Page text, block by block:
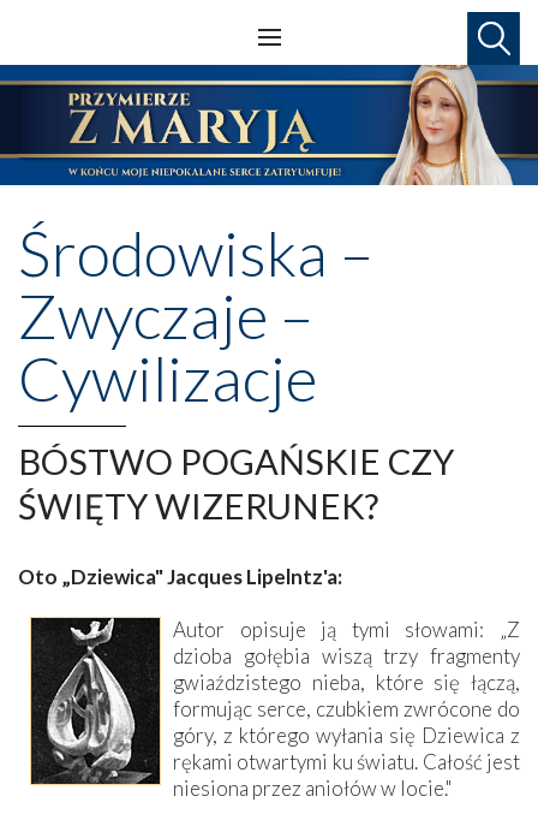
Środowiska –
Zwyczaje –
Cywilizacje
BÓSTWO POGAŃSKIE CZY
ŚWIĘTY WIZERUNEK?
Oto „Dziewica" Jacques Lipelntz'a:
Autor opisuje ją tymi słowami: „Z
dzioba gołębia wiszą trzy fragmenty
gwiaździstego nieba, które się łączą,
formując serce, czubkiem zwrócone do
góry, z którego wyłania się Dziewica z
rękami otwartymi ku światu. Całość jest
niesiona przez aniołów w locie."